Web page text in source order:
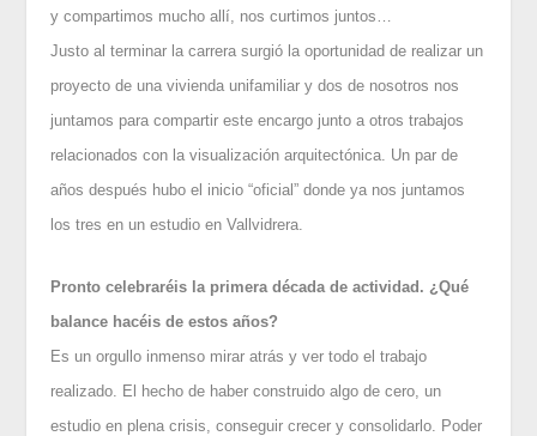
y compartimos mucho allí, nos curtimos juntos…
Justo al terminar la carrera surgió la oportunidad de realizar un
proyecto de una vivienda unifamiliar y dos de nosotros nos
juntamos para compartir este encargo junto a otros trabajos
relacionados con la visualización arquitectónica. Un par de
años después hubo el inicio “oficial” donde ya nos juntamos
los tres en un estudio en Vallvidrera.
Pronto celebraréis la primera década de actividad. ¿Qué
balance hacéis de estos años?
Es un orgullo inmenso mirar atrás y ver todo el trabajo
realizado. El hecho de haber construido algo de cero, un
estudio en plena crisis, conseguir crecer y consolidarlo. Poder